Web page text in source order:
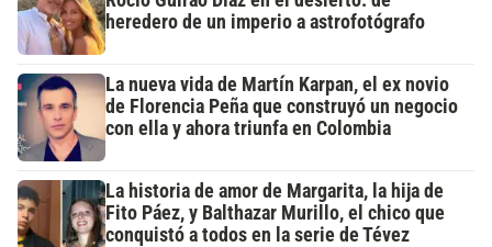
heredero de un imperio a astrofotógrafo
La nueva vida de Martín Karpan, el ex novio
de Florencia Peña que construyó un negocio
con ella y ahora triunfa en Colombia
La historia de amor de Margarita, la hija de
Fito Páez, y Balthazar Murillo, el chico que
conquistó a todos en la serie de Tévez